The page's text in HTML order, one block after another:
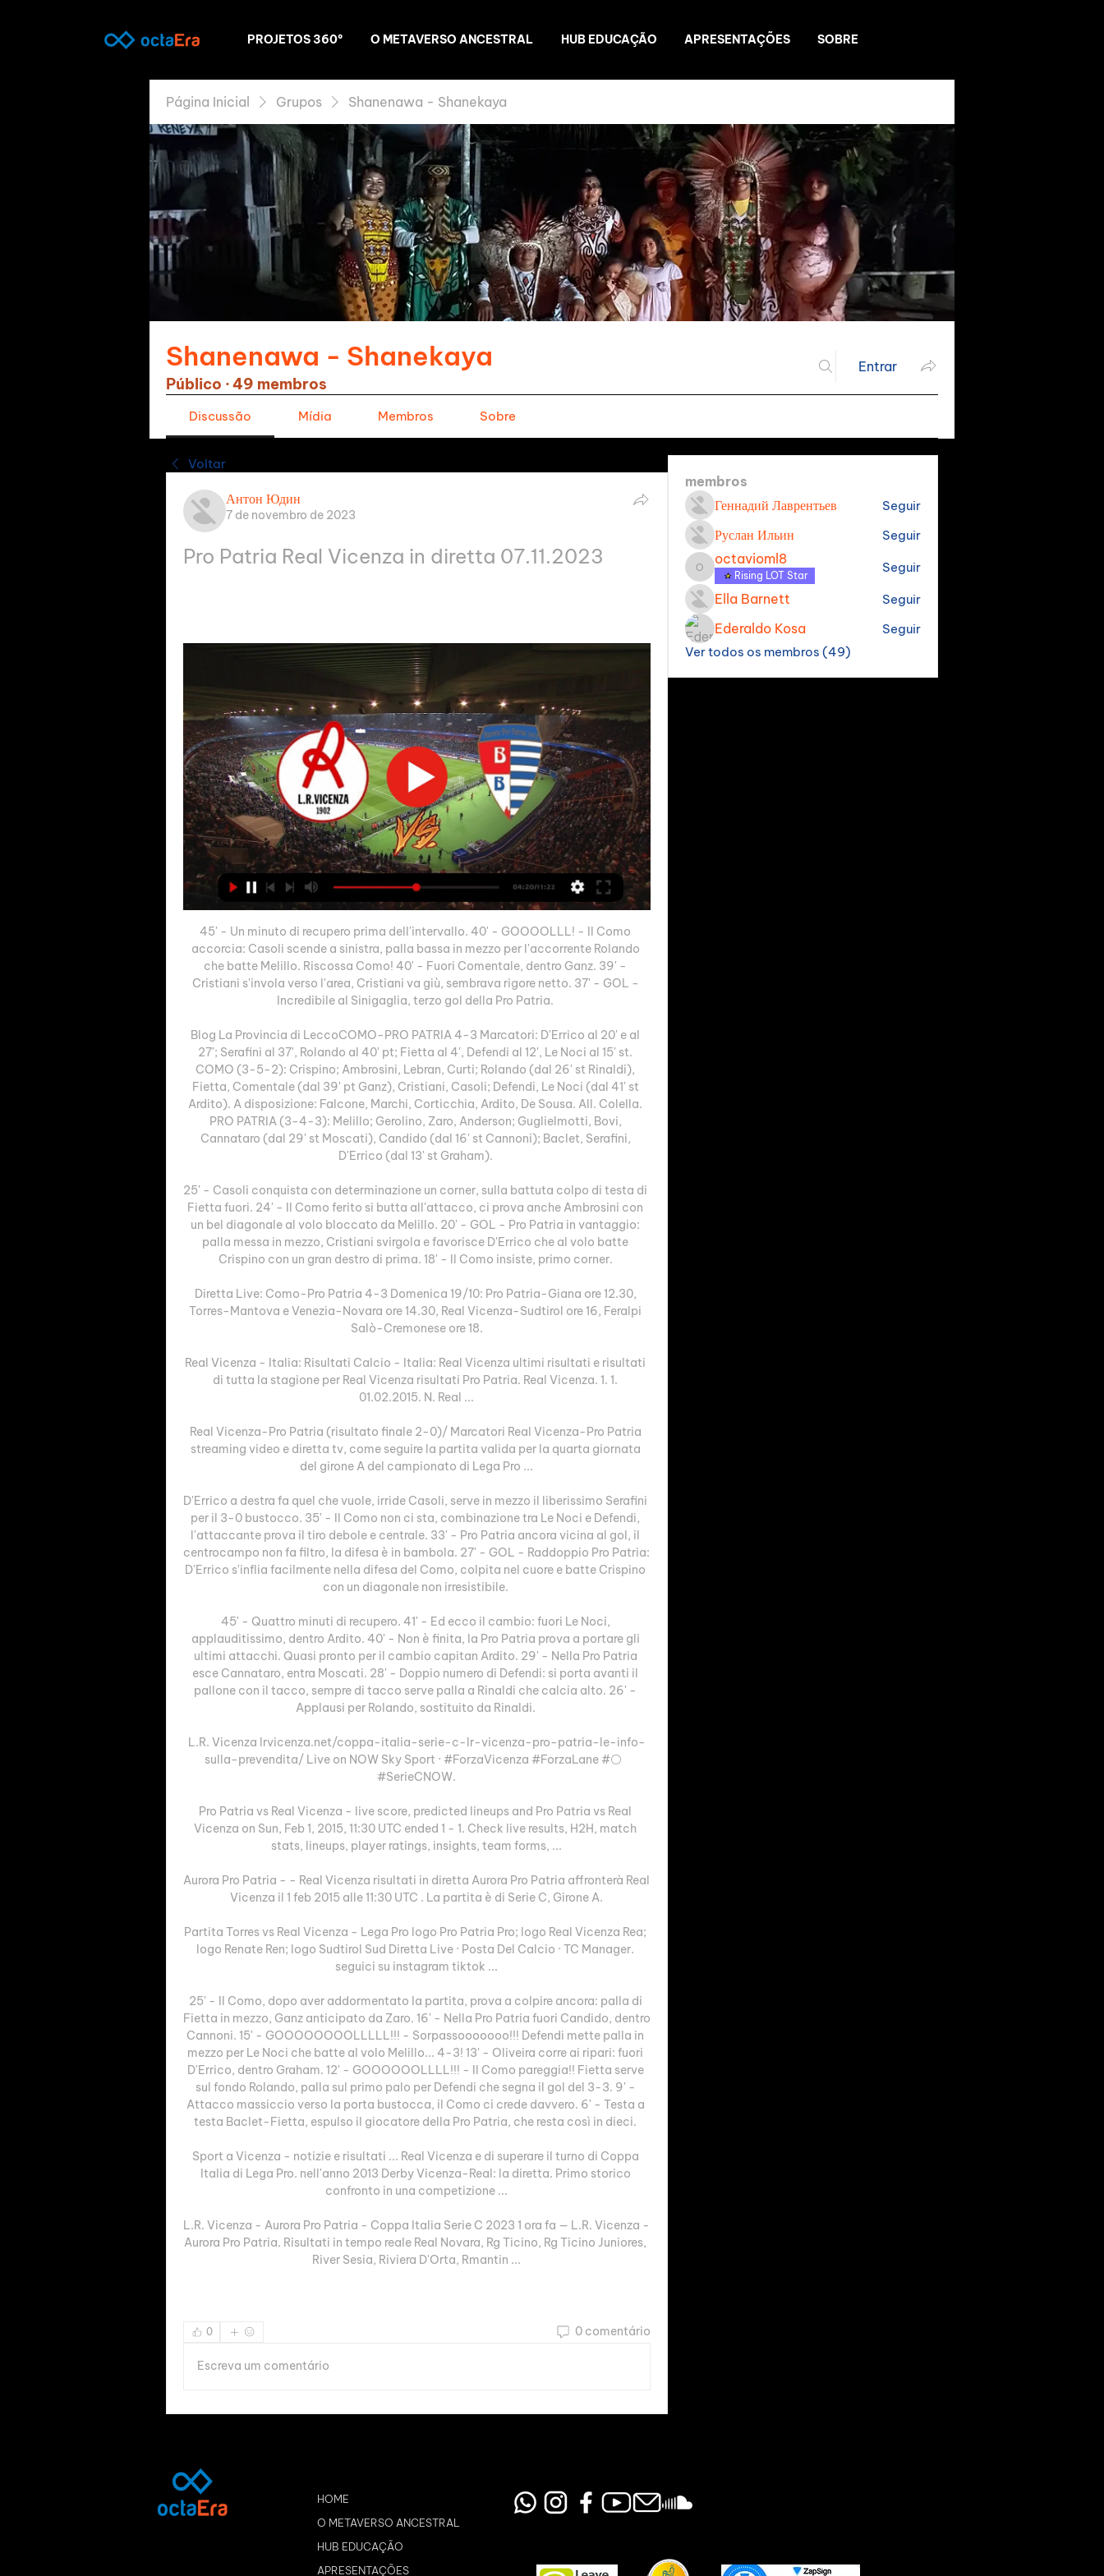
PROJETOS 360º O METAVERSO ANCESTRAL HUB EDUCAÇÃO APRESENTAÇÕES SOBRE
Página Inicial Grupos Shanenawa - Shanekaya
Shanenawa - Shanekaya
Público ·49 membros
Entrar
Discussão Mídia Membros Sobre
Voltar
Антон Юдин
7 de novembro de 2023
Pro Patria Real Vicenza in diretta 07.11.2023
45' - Un minuto di recupero prima dell'intervallo. 40' - GOOOOLLL! - Il Como
accorcia: Casoli scende a sinistra, palla bassa in mezzo per l'accorrente Rolando
che batte Melillo. Riscossa Como! 40' - Fuori Comentale, dentro Ganz. 39' -
Cristiani s'invola verso l'area, Cristiani va giù, sembrava rigore netto. 37' - GOL -
Incredibile al Sinigaglia, terzo gol della Pro Patria.
Blog La Provincia di LeccoCOMO-PRO PATRIA 4-3 Marcatori: D'Errico al 20' e al
27'; Serafini al 37', Rolando al 40' pt; Fietta al 4', Defendi al 12', Le Noci al 15' st.
COMO (3-5-2): Crispino; Ambrosini, Lebran, Curti; Rolando (dal 26' st Rinaldi),
Fietta, Comentale (dal 39' pt Ganz), Cristiani, Casoli; Defendi, Le Noci (dal 41' st
Ardito). A disposizione: Falcone, Marchi, Corticchia, Ardito, De Sousa. All. Colella.
PRO PATRIA (3-4-3): Melillo; Gerolino, Zaro, Anderson; Guglielmotti, Bovi,
Cannataro (dal 29' st Moscati), Candido (dal 16' st Cannoni); Baclet, Serafini,
D'Errico (dal 13' st Graham).
25' - Casoli conquista con determinazione un corner, sulla battuta colpo di testa di
Fietta fuori. 24' - Il Como ferito si butta all'attacco, ci prova anche Ambrosini con
un bel diagonale al volo bloccato da Melillo. 20' - GOL - Pro Patria in vantaggio:
palla messa in mezzo, Cristiani svirgola e favorisce D'Errico che al volo batte
Crispino con un gran destro di prima. 18' - Il Como insiste, primo corner.
Diretta Live: Como-Pro Patria 4-3 Domenica 19/10: Pro Patria-Giana ore 12.30,
Torres-Mantova e Venezia-Novara ore 14.30, Real Vicenza-Sudtirol ore 16, Feralpi
Salò-Cremonese ore 18.
Real Vicenza - Italia: Risultati Calcio - Italia: Real Vicenza ultimi risultati e risultati
di tutta la stagione per Real Vicenza risultati Pro Patria. Real Vicenza. 1. 1.
01.02.2015. N. Real ...
Real Vicenza-Pro Patria (risultato finale 2-0)/ Marcatori Real Vicenza-Pro Patria
streaming video e diretta tv, come seguire la partita valida per la quarta giornata
del girone A del campionato di Lega Pro ...
D'Errico a destra fa quel che vuole, irride Casoli, serve in mezzo il liberissimo Serafini
per il 3-0 bustocco. 35' - Il Como non ci sta, combinazione tra Le Noci e Defendi,
l'attaccante prova il tiro debole e centrale. 33' - Pro Patria ancora vicina al gol, il
centrocampo non fa filtro, la difesa è in bambola. 27' - GOL - Raddoppio Pro Patria:
D'Errico s'inflia facilmente nella difesa del Como, colpita nel cuore e batte Crispino
con un diagonale non irresistibile.
45' - Quattro minuti di recupero. 41' - Ed ecco il cambio: fuori Le Noci,
applauditissimo, dentro Ardito. 40' - Non è finita, la Pro Patria prova a portare gli
ultimi attacchi. Quasi pronto per il cambio capitan Ardito. 29' - Nella Pro Patria
esce Cannataro, entra Moscati. 28' - Doppio numero di Defendi: si porta avanti il
pallone con il tacco, sempre di tacco serve palla a Rinaldi che calcia alto. 26' -
Applausi per Rolando, sostituito da Rinaldi.
L.R. Vicenza lrvicenza.net/coppa-italia-serie-c-lr-vicenza-pro-patria-le-info-
sulla-prevendita/ Live on NOW Sky Sport · #ForzaVicenza #ForzaLane #⚪️
#SerieCNOW.
Pro Patria vs Real Vicenza - live score, predicted lineups and Pro Patria vs Real
Vicenza on Sun, Feb 1, 2015, 11:30 UTC ended 1 - 1. Check live results, H2H, match
stats, lineups, player ratings, insights, team forms, ...
Aurora Pro Patria - - Real Vicenza risultati in diretta Aurora Pro Patria affronterà Real
Vicenza il 1 feb 2015 alle 11:30 UTC . La partita è di Serie C, Girone A.
Partita Torres vs Real Vicenza - Lega Pro logo Pro Patria Pro; logo Real Vicenza Rea;
logo Renate Ren; logo Sudtirol Sud Diretta Live · Posta Del Calcio · TC Manager.
seguici su instagram tiktok ...
25' - Il Como, dopo aver addormentato la partita, prova a colpire ancora: palla di
Fietta in mezzo, Ganz anticipato da Zaro. 16' - Nella Pro Patria fuori Candido, dentro
Cannoni. 15' - GOOOOOOOOLLLLL!!! - Sorpassooooooo!!! Defendi mette palla in
mezzo per Le Noci che batte al volo Melillo... 4-3! 13' - Oliveira corre ai ripari: fuori
D'Errico, dentro Graham. 12' - GOOOOOOLLLL!!! - Il Como pareggia!! Fietta serve
sul fondo Rolando, palla sul primo palo per Defendi che segna il gol del 3-3. 9' -
Attacco massiccio verso la porta bustocca, il Como ci crede davvero. 6' - Testa a
testa Baclet-Fietta, espulso il giocatore della Pro Patria, che resta così in dieci.
Sport a Vicenza - notizie e risultati ... Real Vicenza e di superare il turno di Coppa
Italia di Lega Pro. nell'anno 2013 Derby Vicenza-Real: la diretta. Primo storico
confronto in una competizione ...
L.R. Vicenza - Aurora Pro Patria - Coppa Italia Serie C 2023 1 ora fa — L.R. Vicenza -
Aurora Pro Patria. Risultati in tempo reale Real Novara, Rg Ticino, Rg Ticino Juniores,
River Sesia, Riviera D'Orta, Rmantin ...
0 0 comentário
Escreva um comentário
membros
Геннадий Лаврентьев
Seguir
Руслан Ильин Seguir
octavioml8
octavioml8
Rising LOT Star
Seguir
Ella Barnett Seguir
Ederaldo Kosa
Seguir
Ver todos os membros (49)
HOME
O METAVERSO ANCESTRAL
HUB EDUCAÇÃO
APRESENTAÇÕES